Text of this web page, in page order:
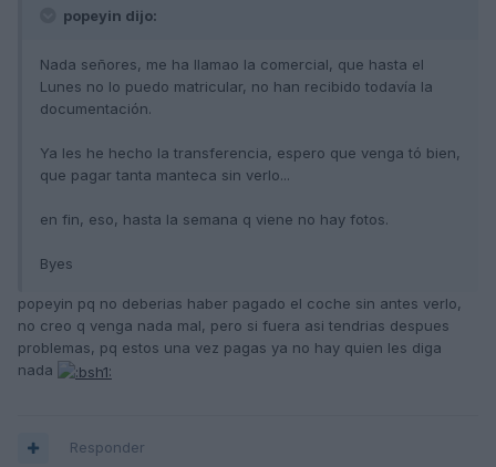
popeyin dijo:
Nada señores, me ha llamao la comercial, que hasta el
Lunes no lo puedo matricular, no han recibido todavía la
documentación.
Ya les he hecho la transferencia, espero que venga tó bien,
que pagar tanta manteca sin verlo...
en fin, eso, hasta la semana q viene no hay fotos.
Byes
popeyin pq no deberias haber pagado el coche sin antes verlo,
no creo q venga nada mal, pero si fuera asi tendrias despues
problemas, pq estos una vez pagas ya no hay quien les diga
nada
Responder